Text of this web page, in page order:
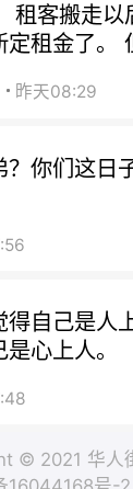
租客搬走以
租金了。
昨天08:29
？你们这日
自己是人
心上人。
© 2021 华人